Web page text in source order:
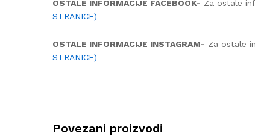
OSTALE INFORMACIJE FACEBOOK- Za ostale
STRANICE)
OSTALE INFORMACIJE INSTAGRAM- Za ostale
STRANICE)
Povezani proizvodi